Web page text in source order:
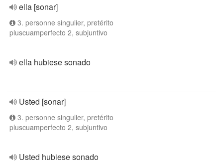
ella [sonar]
3. personne singulier, pretérito
pluscuamperfecto 2, subjuntivo
ella hubiese sonado
Usted [sonar]
3. personne singulier, pretérito
pluscuamperfecto 2, subjuntivo
Usted hubiese sonado